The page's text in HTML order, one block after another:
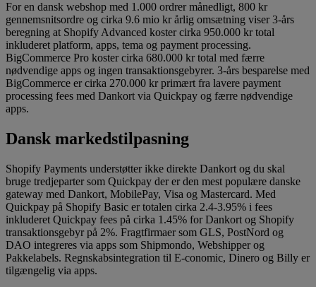
For en dansk webshop med 1.000 ordrer månedligt, 800 kr
gennemsnitsordre og cirka 9.6 mio kr årlig omsætning viser 3-års
beregning at Shopify Advanced koster cirka 950.000 kr total
inkluderet platform, apps, tema og payment processing.
BigCommerce Pro koster cirka 680.000 kr total med færre
nødvendige apps og ingen transaktionsgebyrer. 3-års besparelse med
BigCommerce er cirka 270.000 kr primært fra lavere payment
processing fees med Dankort via Quickpay og færre nødvendige
apps.
Dansk markedstilpasning
Shopify Payments understøtter ikke direkte Dankort og du skal
bruge tredjeparter som Quickpay der er den mest populære danske
gateway med Dankort, MobilePay, Visa og Mastercard. Med
Quickpay på Shopify Basic er totalen cirka 2.4-3.95% i fees
inkluderet Quickpay fees på cirka 1.45% for Dankort og Shopify
transaktionsgebyr på 2%. Fragtfirmaer som GLS, PostNord og
DAO integreres via apps som Shipmondo, Webshipper og
Pakkelabels. Regnskabsintegration til E-conomic, Dinero og Billy er
tilgængelig via apps.